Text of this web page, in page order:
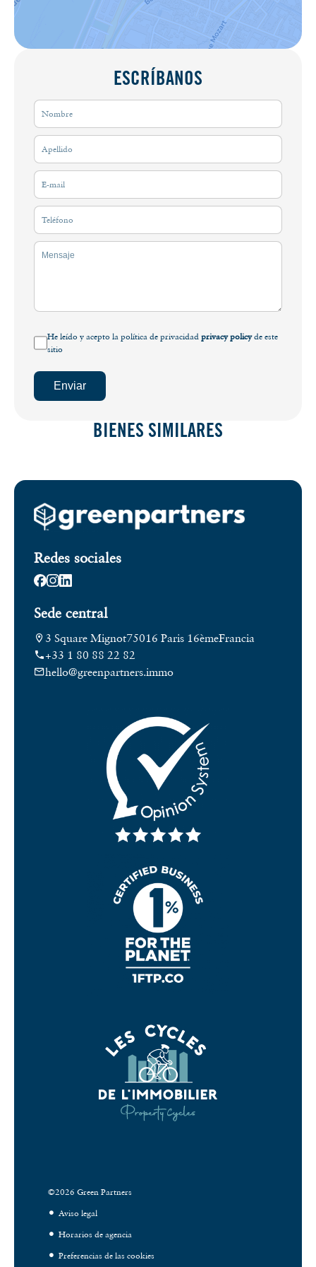
ESCRÍBANOS
He leído y acepto la política de privacidad privacy policyde este
sitio
Enviar
BIENES SIMILARES
Redes sociales
Sede central
3 Square Mignot75016 Paris 16èmeFrancia
+33 1 80 88 22 82
hello@greenpartners.immo
©2026 Green Partners
Aviso legal
Horarios de agencia
Preferencias de las cookies